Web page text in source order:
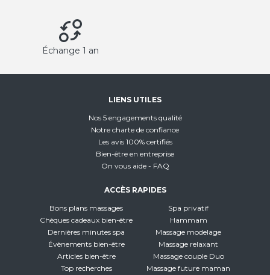
Échange 1 an
LIENS UTILES
Nos 5 engagements qualité
Notre charte de confiance
Les avis 100% certifiés
Bien-être en entreprise
On vous aide - FAQ
ACCÈS RAPIDES
Bons plans massages
Chèques cadeaux bien-être
Dernières minutes spa
Évènements bien-être
Articles bien-être
Top recherches
Spa privatif
Hammam
Massage modelage
Massage relaxant
Massage couple Duo
Massage future maman